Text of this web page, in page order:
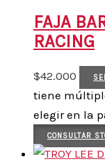
FAJA
RACING
$42.000
tiene
elegir en la
CONSULTAR